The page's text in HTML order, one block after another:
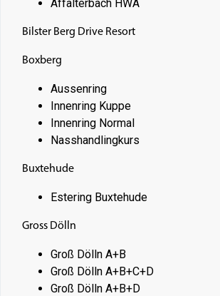
Affalterbach HWA
Bilster Berg Drive Resort
Boxberg
Aussenring
Innenring Kuppe
Innenring Normal
Nasshandlingkurs
Buxtehude
Estering Buxtehude
Gross Dölln
Groß Dölln A+B
Groß Dölln A+B+C+D
Groß Dölln A+B+D